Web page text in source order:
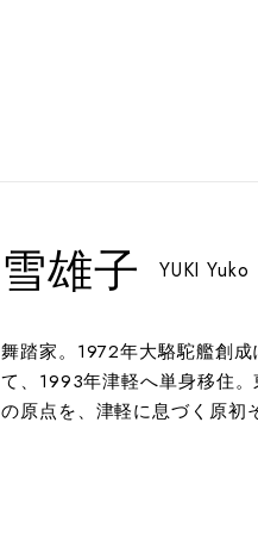
雪雄子 YUKI Yuko
舞踏家。1972年大駱駝艦創
て、1993年津軽へ単身移住
の原点を、津軽に息づく原初